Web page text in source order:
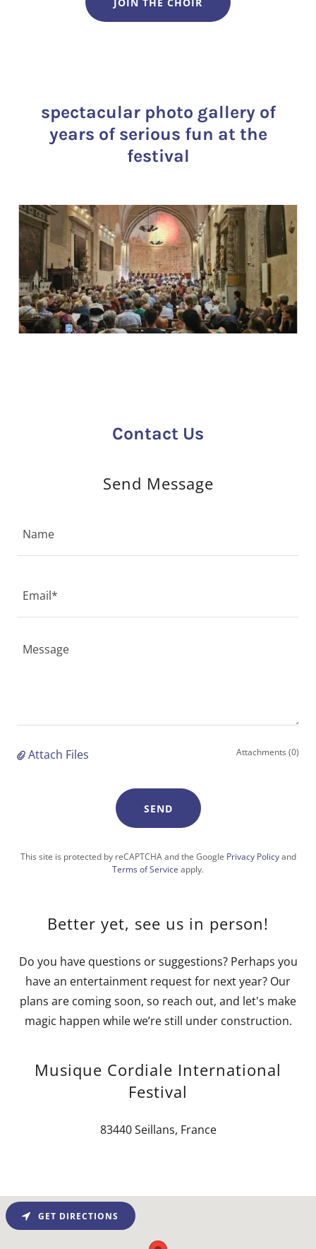
spectacular photo gallery of
years of serious fun at the
festival
Contact Us
Send Message
Name
Email*
Attach Files Attachments (0)
SEND
This site is protected by reCAPTCHA and the Google Privacy Policyand
Terms of Service apply.
Better yet, see us in person!
Do you have questions or suggestions? Perhaps you
have an entertainment request for next year? Our
plans are coming soon, so reach out, and let's make
magic happen while we’re still under construction.
Musique Cordiale International
Festival
83440 Seillans, France
GET DIRECTIONS